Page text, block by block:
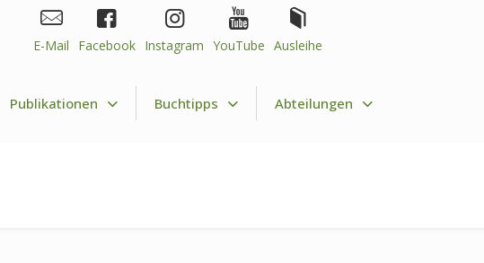
E-Mail Facebook Instagram YouTube Ausleihe
Publikationen Buchtipps Abteilungen